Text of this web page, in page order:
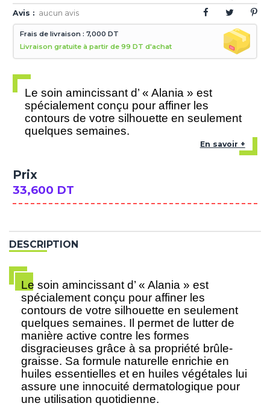
Avis : aucun avis
Frais de livraison : 7,000 DT
Livraison gratuite à partir de 99 DT d'achat
Le soin amincissant d’ « Alania » est
spécialement conçu pour affiner les
contours de votre silhouette en seulement
quelques semaines.
En savoir +
Prix
33,600 DT
DESCRIPTION
Le soin amincissant d’ « Alania » est
spécialement conçu pour affiner les
contours de votre silhouette en seulement
quelques semaines. Il permet de lutter de
manière active contre les formes
disgracieuses grâce à sa propriété brûle-
graisse. Sa formule naturelle enrichie en
huiles essentielles et en huiles végétales lui
assure une innocuité dermatologique pour
une utilisation quotidienne.